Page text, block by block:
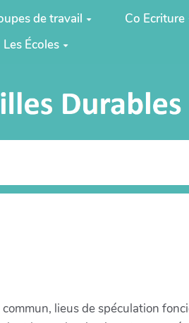
de travail
Co Ecriture
Les Écoles
lieus de spéculation